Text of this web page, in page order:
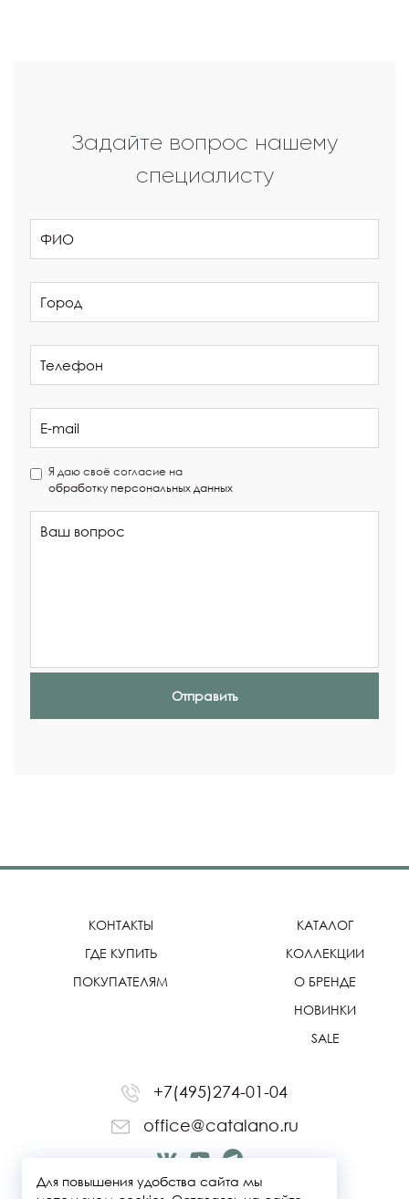
Задайте вопрос нашему
специалисту
Я даю своё согласие на
обработку персональных данных
Отправить
КОНТАКТЫ
ГДЕ КУПИТЬ
ПОКУПАТЕЛЯМ
КАТАЛОГ
КОЛЛЕКЦИИ
О БРЕНДЕ
НОВИНКИ
SALE
+7(495)274-01-04
office@catalano.ru
Для повышения удобства сайта мы